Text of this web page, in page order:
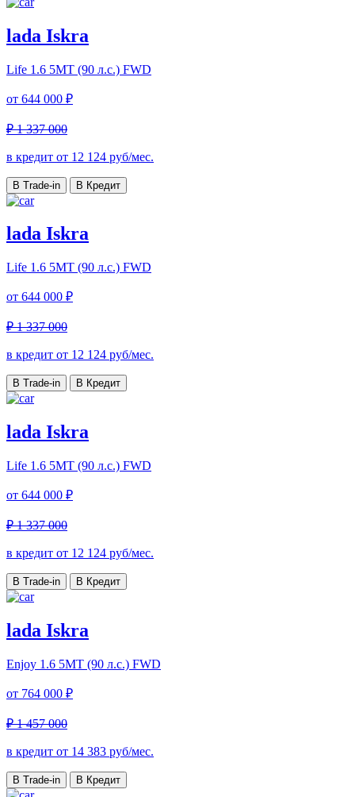
lada Iskra
Life 1.6 5МТ (90 л.с.) FWD
от 644 000 ₽
₽ 1 337 000
в кредит от 12 124 руб/мес.
В Trade-in В Кредит
lada Iskra
Life 1.6 5МТ (90 л.с.) FWD
от 644 000 ₽
₽ 1 337 000
в кредит от 12 124 руб/мес.
В Trade-in В Кредит
lada Iskra
Life 1.6 5МТ (90 л.с.) FWD
от 644 000 ₽
₽ 1 337 000
в кредит от 12 124 руб/мес.
В Trade-in В Кредит
lada Iskra
Enjoy 1.6 5МТ (90 л.с.) FWD
от 764 000 ₽
₽ 1 457 000
в кредит от 14 383 руб/мес.
В Trade-in В Кредит